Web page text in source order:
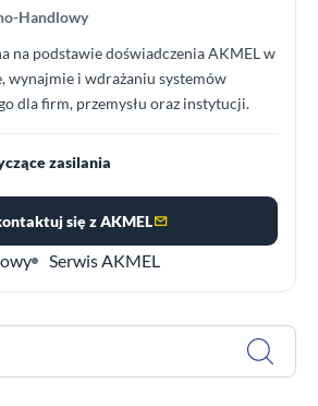
Handlowy
na podstawie doświadczenia AKMEL w
wynajmie i wdrażaniu systemów
dla firm, przemysłu oraz instytucji.
zasilania
się z AKMEL
Serwis AKMEL